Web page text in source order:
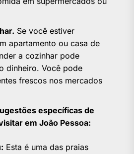
Se você estiver
apartamento ou casa de
a cozinhar pode
dinheiro. Você pode
frescos nos mercados
específicas de
em João Pessoa:
Esta é uma das praias